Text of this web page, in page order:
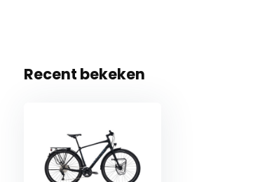
Recent bekeken